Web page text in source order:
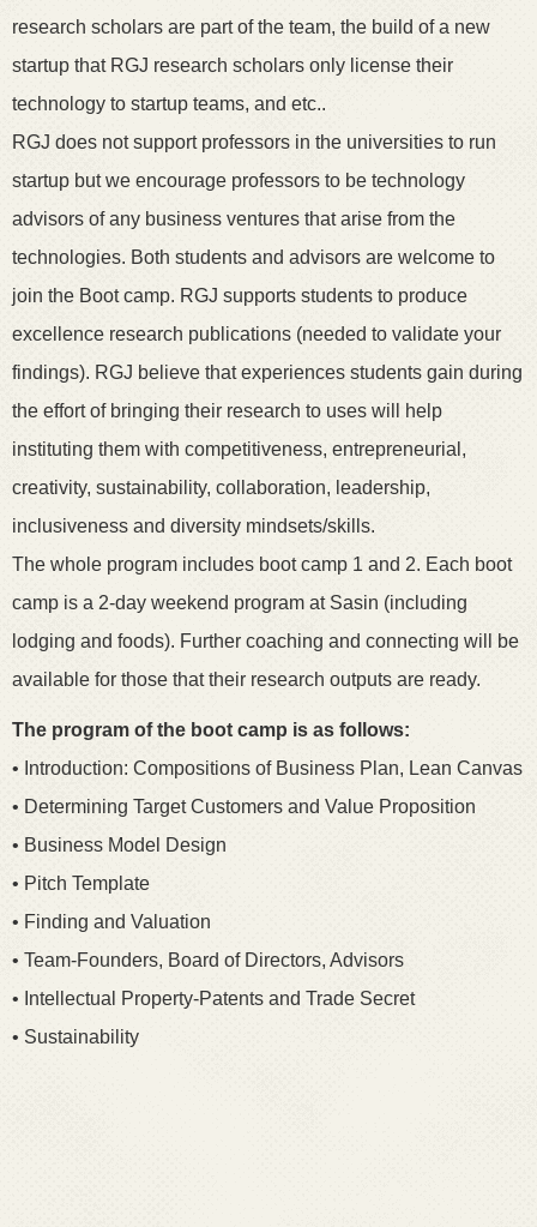
research scholars are part of the team, the build of a new
startup that RGJ research scholars only license their
technology to startup teams, and etc..
RGJ does not support professors in the universities to run
startup but we encourage professors to be technology
advisors of any business ventures that arise from the
technologies. Both students and advisors are welcome to
join the Boot camp. RGJ supports students to produce
excellence research publications (needed to validate your
findings). RGJ believe that experiences students gain during
the effort of bringing their research to uses will help
instituting them with competitiveness, entrepreneurial,
creativity, sustainability, collaboration, leadership,
inclusiveness and diversity mindsets/skills.
The whole program includes boot camp 1 and 2. Each boot
camp is a 2-day weekend program at Sasin (including
lodging and foods). Further coaching and connecting will be
available for those that their research outputs are ready.
The program of the boot camp is as follows:
• Introduction: Compositions of Business Plan, Lean Canvas
• Determining Target Customers and Value Proposition
• Business Model Design
• Pitch Template
• Finding and Valuation
• Team-Founders, Board of Directors, Advisors
• Intellectual Property-Patents and Trade Secret
• Sustainability